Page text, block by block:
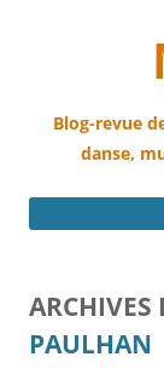
Blog-revue
danse,
ARCHIVES
PAULHAN